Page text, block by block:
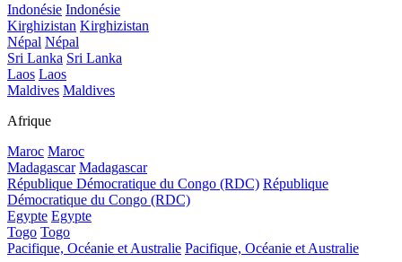
Indonésie Indonésie
Kirghizistan Kirghizistan
Népal Népal
Sri Lanka Sri Lanka
Laos Laos
Maldives Maldives
Afrique
Maroc Maroc
Madagascar Madagascar
République Démocratique du Congo (RDC) République
Démocratique du Congo (RDC)
Egypte Egypte
Togo Togo
Pacifique, Océanie et Australie Pacifique, Océanie et Australie